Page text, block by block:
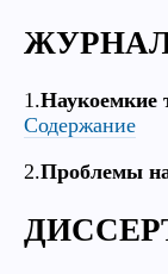
1.Наукоемкие
Содержание
2.Проблемы